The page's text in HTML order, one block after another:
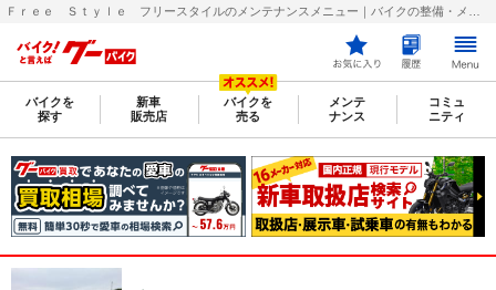
バイクを
探す
新車
販売店
バイクを
売る
メンテ
ナンス
コミュ
ニティ